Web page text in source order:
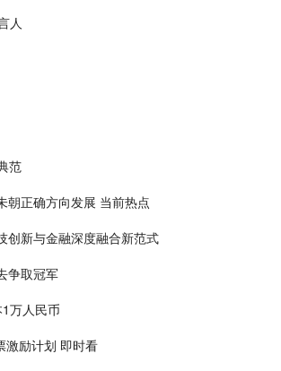
人
范
朝正确方向发展 当前热点
创新与金融深度融合新范式
争取冠军
万人民币
激励计划 即时看